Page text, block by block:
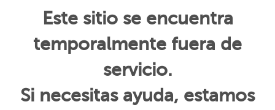
Este sitio se encuentra
temporalmente fuera de
servicio.
Si necesitas ayuda, estamos